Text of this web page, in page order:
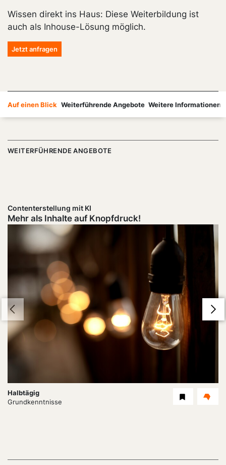
Wissen direkt ins Haus: Diese Weiterbildung ist
auch als Inhouse-Lösung möglich.
Jetzt anfragen
Auf einen Blick Weiterführende Angebote Weitere Informationen
WEITERFÜHRENDE ANGEBOTE
Contenterstellung mit KI
Mehr als Inhalte auf Knopfdruck!
Dauer:
Halbtägig
Level
Grundkenntnisse